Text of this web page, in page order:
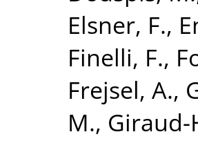
Elsner, F.,
Finelli, F.,
Frejsel, A.,
M., Giraud-